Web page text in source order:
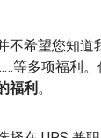
不希望您知道
等多项福利。
福利 。